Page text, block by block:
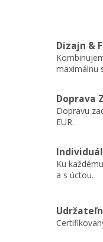
Dizajn &
maximálnu
Doprava
Dopravu
EUR.
Ku
a s úctou.